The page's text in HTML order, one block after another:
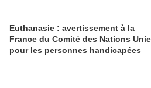
Euthanasie : avertissement à la
France du Comité des Nations
pour les personnes handicapées